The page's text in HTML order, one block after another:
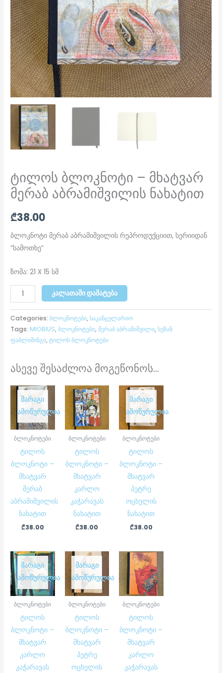
ტილოს ბლოკნოტი – მხატვარ
მერაბ აბრამიშვილის ნახატით
₾38.00
ბლოკნოტი მერაბ აბრამიშვილის რეპროდუქციით, სერიიდან
“სამოთხე”
ზომა: 21 X 15 სმ
ᲙᲐᲚᲐᲗᲐᲨᲘ ᲓᲐᲛᲐᲢᲔᲑᲐ
Categories:ბლოკნოტები,საკანცელარიო
Tags: MIOBIUS,ბლოკნოტები,მერაბ აბრამიშვილი,სეზან
ფაბლიშინგი,ტილოს ბლოკნოტები
ასევე შესაძლოა მოგეწონოს...
ᲛᲐᲠᲐᲒᲘ
ᲐᲛᲝᲬᲣᲠᲣᲚᲘᲐ
ბლოკნოტები
ტილოს
ბლოკნოტი –
მხატვარ
მერაბ
აბრამიშვილის
ნახატით
₾38.00
ბლოკნოტები
ტილოს
ბლოკნოტი –
მხატვარ
კარლო
კაჭარავას
ნახატით
₾38.00
ᲛᲐᲠᲐᲒᲘ
ᲐᲛᲝᲬᲣᲠᲣᲚᲘᲐ
ბლოკნოტები
ტილოს
ბლოკნოტი –
მხატვარ
პეტრე
ოცხელის
ნახატით
₾38.00
ᲛᲐᲠᲐᲒᲘ
ᲐᲛᲝᲬᲣᲠᲣᲚᲘᲐ
ბლოკნოტები
ტილოს
ბლოკნოტი –
მხატვარ
კარლო
კაჭარავას
ᲛᲐᲠᲐᲒᲘ
ᲐᲛᲝᲬᲣᲠᲣᲚᲘᲐ
ბლოკნოტები
ტილოს
ბლოკნოტი –
მხატვარ
პეტრე
ოცხელის
ბლოკნოტები
ტილოს
ბლოკნოტი –
მხატვარ
კარლო
კაჭარავას